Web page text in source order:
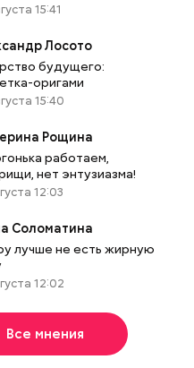
15:41
Лосото
будущего:
оригами
15:40
Рощина
работаем,
нет энтузиазма!
12:03
Соломатина
лучше не есть жирную
12:02
Все мнения